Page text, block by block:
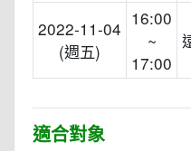
2022-11-04
(週五)
16:00
~
17:00
適合對象